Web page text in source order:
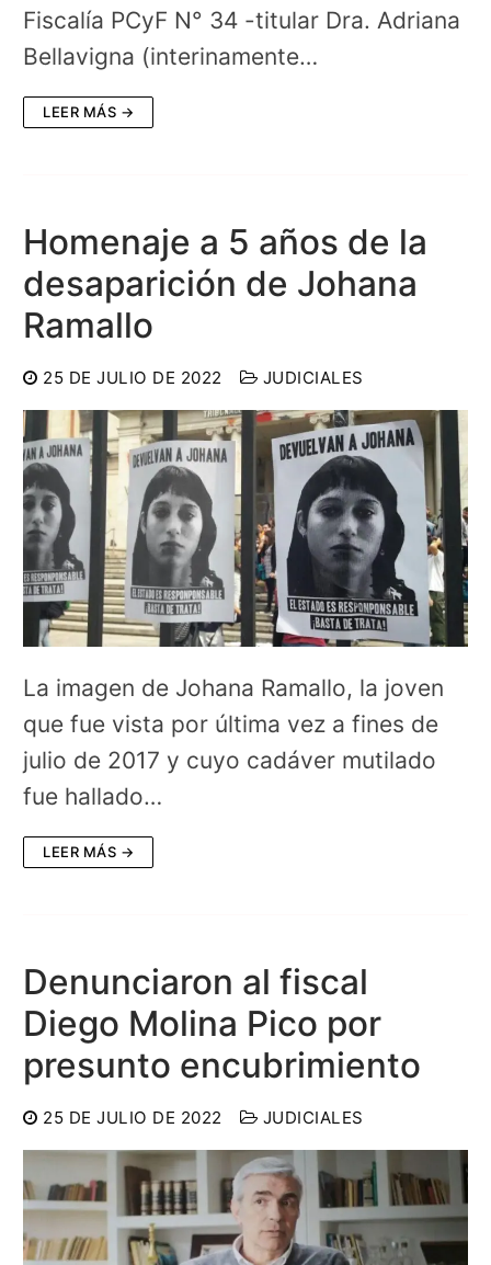
Fiscalía PCyF N° 34 -titular Dra. Adriana
Bellavigna (interinamente…
LEER MÁS →
Homenaje a 5 años de la
desaparición de Johana
Ramallo
25 DE JULIO DE 2022 JUDICIALES
La imagen de Johana Ramallo, la joven
que fue vista por última vez a fines de
julio de 2017 y cuyo cadáver mutilado
fue hallado…
LEER MÁS →
Denunciaron al fiscal
Diego Molina Pico por
presunto encubrimiento
25 DE JULIO DE 2022 JUDICIALES